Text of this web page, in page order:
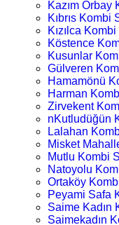
Kazım Orbay
Kıbrıs Kombi
Kızılca
Köstence
Kusunlar
Gülveren
Hamamönü
Harman
Zirvekent
nKutludüğün
Lalahan
Misket
Mutlu Kombi
Natoyolu
Ortaköy
Peyami Safa
Saime Kadın
Saimekadın